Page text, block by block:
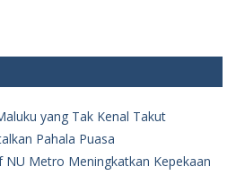
yang Tak Kenal Takut
Pahala Puasa
NU Metro Meningkatkan Kepekaan